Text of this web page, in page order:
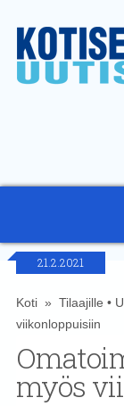
21.2.2021
Koti» Tilaajille •
viikonloppuisiin
myös